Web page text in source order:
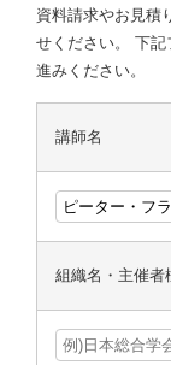
資料請求やお見積
せください。 下
進みください。
講師名
組織名・主催者